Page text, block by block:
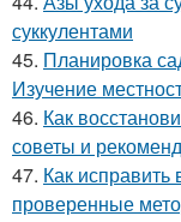
суккулентами
45. Планировка
Изучение
46. Как
советы и
47. Как исправить
проверенные